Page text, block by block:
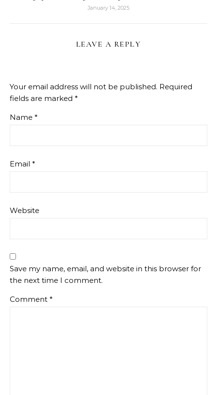
January 14, 2025
LEAVE A REPLY
Your email address will not be published. Required
fields are marked *
Name *
Email *
Website
Save my name, email, and website in this browser for
the next time I comment.
Comment *